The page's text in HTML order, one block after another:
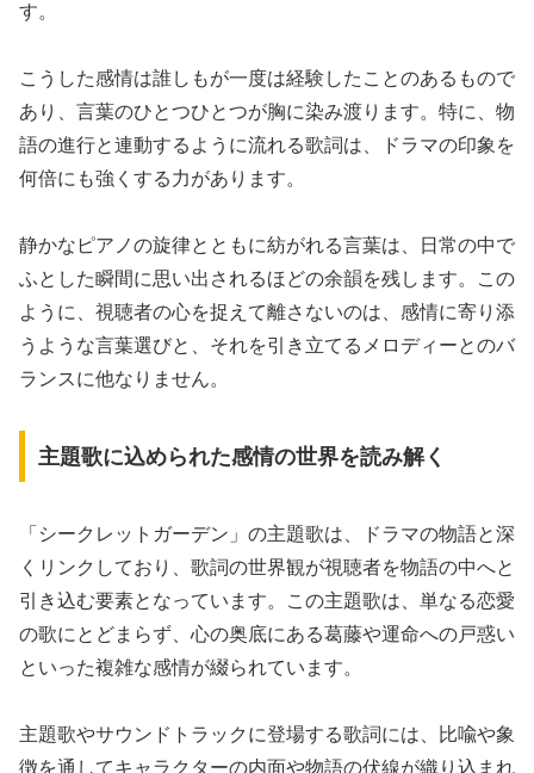
す。
こうした感情は誰しもが一度は経験したことのあるもので
あり、言葉のひとつひとつが胸に染み渡ります。特に、物
語の進行と連動するように流れる歌詞は、ドラマの印象を
何倍にも強くする力があります。
静かなピアノの旋律とともに紡がれる言葉は、日常の中で
ふとした瞬間に思い出されるほどの余韻を残します。この
ように、視聴者の心を捉えて離さないのは、感情に寄り添
うような言葉選びと、それを引き立てるメロディーとのバ
ランスに他なりません。
主題歌に込められた感情の世界を読み解く
「シークレットガーデン」の主題歌は、ドラマの物語と深
くリンクしており、歌詞の世界観が視聴者を物語の中へと
引き込む要素となっています。この主題歌は、単なる恋愛
の歌にとどまらず、心の奥底にある葛藤や運命への戸惑い
といった複雑な感情が綴られています。
主題歌やサウンドトラックに登場する歌詞には、比喩や象
徴を通してキャラクターの内面や物語の伏線が織り込まれ